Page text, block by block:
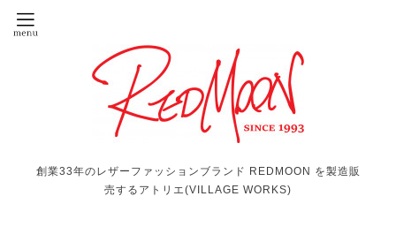
創業33年のレザーファッションブランド REDMOON を製造販
売するアトリエ(VILLAGE WORKS)